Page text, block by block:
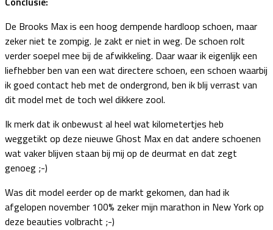
De Brooks Max is een hoog dempende hardloop schoen, maar
zeker niet te zompig. Je zakt er niet in weg. De schoen rolt
verder soepel mee bij de afwikkeling. Daar waar ik eigenlijk een
liefhebber ben van een wat directere schoen, een schoen waarbij
ik goed contact heb met de ondergrond, ben ik blij verrast van
dit model met de toch wel dikkere zool.
Ik merk dat ik onbewust al heel wat kilometertjes heb
weggetikt op deze nieuwe Ghost Max en dat andere schoenen
wat vaker blijven staan bij mij op de deurmat en dat zegt
genoeg ;-)
Was dit model eerder op de markt gekomen, dan had ik
afgelopen november 100% zeker mijn marathon in New York op
deze beauties volbracht ;-)